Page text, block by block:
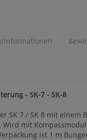
- SK-7 - SK-8
SK 7 / SK 8 mit einem
mit
ist 1 m